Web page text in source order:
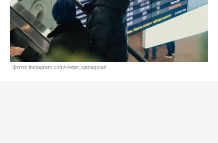
Фото: instagram.com/vietjet_qazaqstan